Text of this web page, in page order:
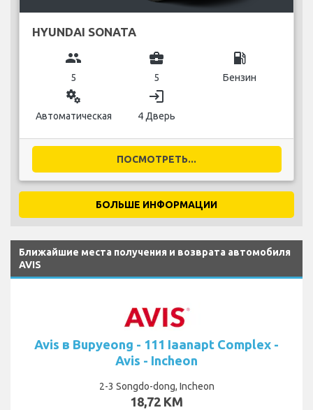
HYUNDAI SONATA
group
5
business_center
5
local_gas_station
Бензин
miscellaneous_services
Автоматическая
login
4 Дверь
ПОСМОТРЕТЬ...
БОЛЬШЕ ИНФОРМАЦИИ
Ближайшие места получения и возврата автомобиля
AVIS
Avis в Bupyeong - 111 Iaanapt Complex -
Avis - Incheon
2-3 Songdo-dong, Incheon
18,72 KM